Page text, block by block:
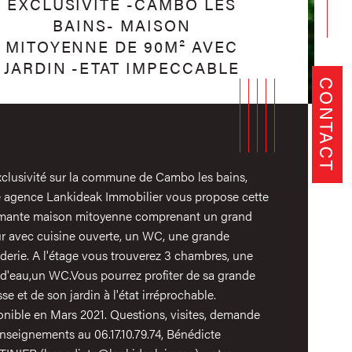
CONTACT
BAINS- MAISON
MITOYENNE DE 90M² AVEC
JARDIN -ETAT IMPECCABLE
Valeurs
de chambre(s)
sur la commune de Cambo les bains,
agence Lankideak Immobilier vous propose cette
maison mitoyenne comprenant un grand
avec cuisine ouverte, un WC, une grande
A l'étage vous trouverez 3 chambres, une
WC.Vous pourrez profiter de sa grande
et de son jardin à l'état irréprochable.
en Mars 2021. Questions, visites, demande
au 06.17.10.79.74, Bénédicte